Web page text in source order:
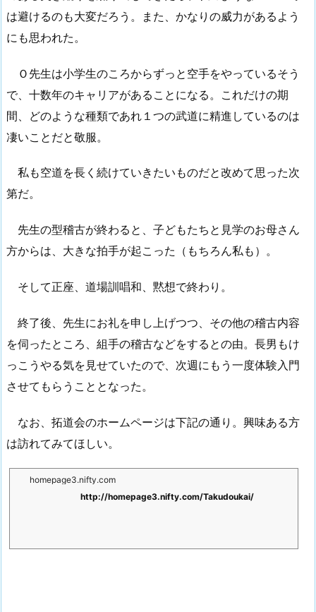
は避けるのも大変だろう。また、かなりの威力があるよう
にも思われた。
Ｏ先生は小学生のころからずっと空手をやっているそう
で、十数年のキャリアがあることになる。これだけの期
間、どのような種類であれ１つの武道に精進しているのは
凄いことだと敬服。
私も空道を長く続けていきたいものだと改めて思った次
第だ。
先生の型稽古が終わると、子どもたちと見学のお母さん
方からは、大きな拍手が起こった（もちろん私も）。
そして正座、道場訓唱和、黙想で終わり。
終了後、先生にお礼を申し上げつつ、その他の稽古内容
を伺ったところ、組手の稽古などをするとの由。長男もけ
っこうやる気を見せていたので、次週にもう一度体験入門
させてもらうこととなった。
なお、拓道会のホームページは下記の通り。興味ある方
は訪れてみてほしい。
homepage3.nifty.com
http://homepage3.nifty.com/Takudoukai/